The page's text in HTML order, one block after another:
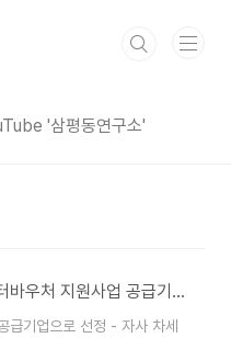
'삼평동연구소'
2024.03.08 안랩, 2024년 데이터바우처 지원사업 공급기업으로 선정
기업으로 선정 - 자사 차세